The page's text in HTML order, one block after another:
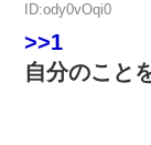
ID:ody0vOqi0
>>1
自分のこと